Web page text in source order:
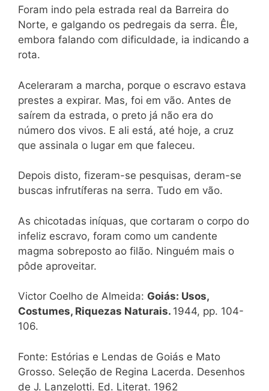
Foram indo pela estrada real da Barreira do
Norte, e galgando os pedregais da serra. Êle,
embora falando com dificuldade, ia indicando a
rota.
Aceleraram a marcha, porque o escravo estava
prestes a expirar. Mas, foi em vão. Antes de
saírem da estrada, o preto já não era do
número dos vivos. E ali está, até hoje, a cruz
que assinala o lugar em que faleceu.
Depois disto, fizeram-se pesquisas, deram-se
buscas infrutíferas na serra. Tudo em vão.
As chicotadas iníquas, que cortaram o corpo do
infeliz escravo, foram como um candente
magma sobreposto ao filão. Ninguém mais o
pôde aproveitar.
Victor Coelho de Almeida: Goiás: Usos,
Costumes, Riquezas Naturais. 1944, pp. 104-
106.
Fonte: Estórias e Lendas de Goiás e Mato
Grosso. Seleção de Regina Lacerda. Desenhos
de J. Lanzelotti. Ed. Literat. 1962